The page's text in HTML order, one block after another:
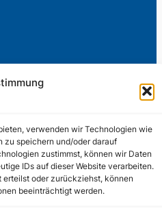
verwenden wir Technologien wie
zu speichern und/oder darauf
zustimmst, können wir Daten
IDs auf dieser Website verarbeiten.
erteilst oder zurückziehst, können
beeinträchtigt werden.
Aufrechterhaltung